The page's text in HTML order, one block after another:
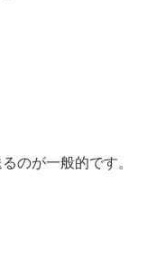
のが一般的です。